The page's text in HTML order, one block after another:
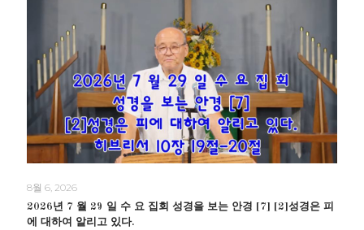
8월 6, 2026
2026년 7 월 29 일 수 요 집회 성경을 보는 안경 [7] [2]성경은 피
에 대하여 알리고 있다.